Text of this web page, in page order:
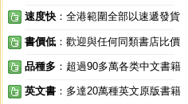
速度快 ：全港範圍全部以速遞發貨
書價低 ：歡迎與任何同類書店比價
品種多 ：超過90多萬各类中文書籍
英文書 ：多達20萬種英文原版書籍